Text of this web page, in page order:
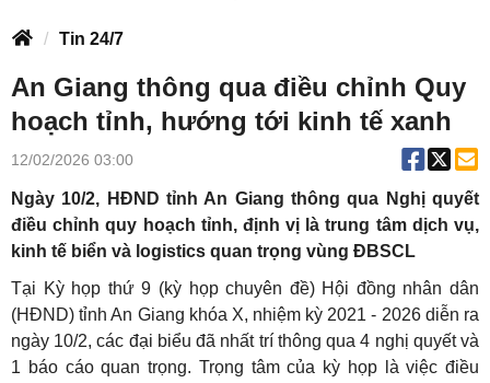
Tin 24/7
An Giang thông qua điều chỉnh Quy
hoạch tỉnh, hướng tới kinh tế xanh
12/02/2026 03:00
Ngày 10/2, HĐND tỉnh An Giang thông qua Nghị quyết
điều chỉnh quy hoạch tỉnh, định vị là trung tâm dịch vụ,
kinh tế biển và logistics quan trọng vùng ĐBSCL
Tại Kỳ họp thứ 9 (kỳ họp chuyên đề) Hội đồng nhân dân
(HĐND) tỉnh An Giang khóa X, nhiệm kỳ 2021 - 2026 diễn ra
ngày 10/2, các đại biểu đã nhất trí thông qua 4 nghị quyết và
1 báo cáo quan trọng. Trọng tâm của kỳ họp là việc điều